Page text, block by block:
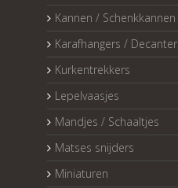
Kannen / Schenkkannen
Karafhangers /
Kurkentrekkers
Lepelvaasjes
Mandjes / Schaaltjes
Matses snijders
Miniaturen